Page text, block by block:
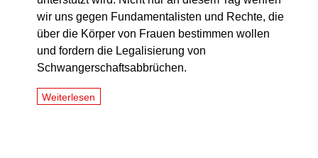
wir uns gegen Fundamentalisten und Rechte, die
über die Körper von Frauen bestimmen wollen
und fordern die Legalisierung von
Schwangerschaftsabbrüchen.
Weiterlesen